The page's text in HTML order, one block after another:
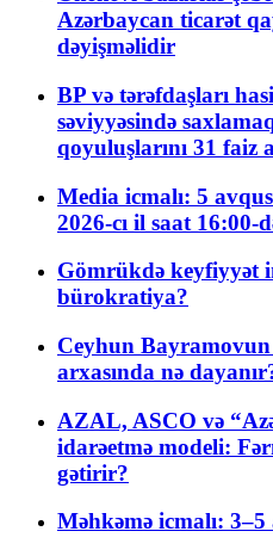
Azərbaycan ticarət
dəyişməlidir
BP və tərəfdaşları
səviyyəsində
qoyuluşlarını 31 faiz
Media icmalı: 5
2026-cı il saat 16:00-
Gömrükdə keyfiyyət
bürokratiya?
Ceyhun
arxasında nə
AZAL, ASCO və
idarəetmə modeli:
gətirir?
Məhkəmə icmalı: